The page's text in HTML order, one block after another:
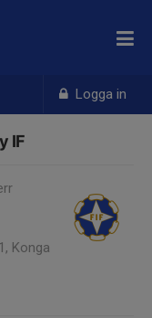
Logga in
IF
Konga